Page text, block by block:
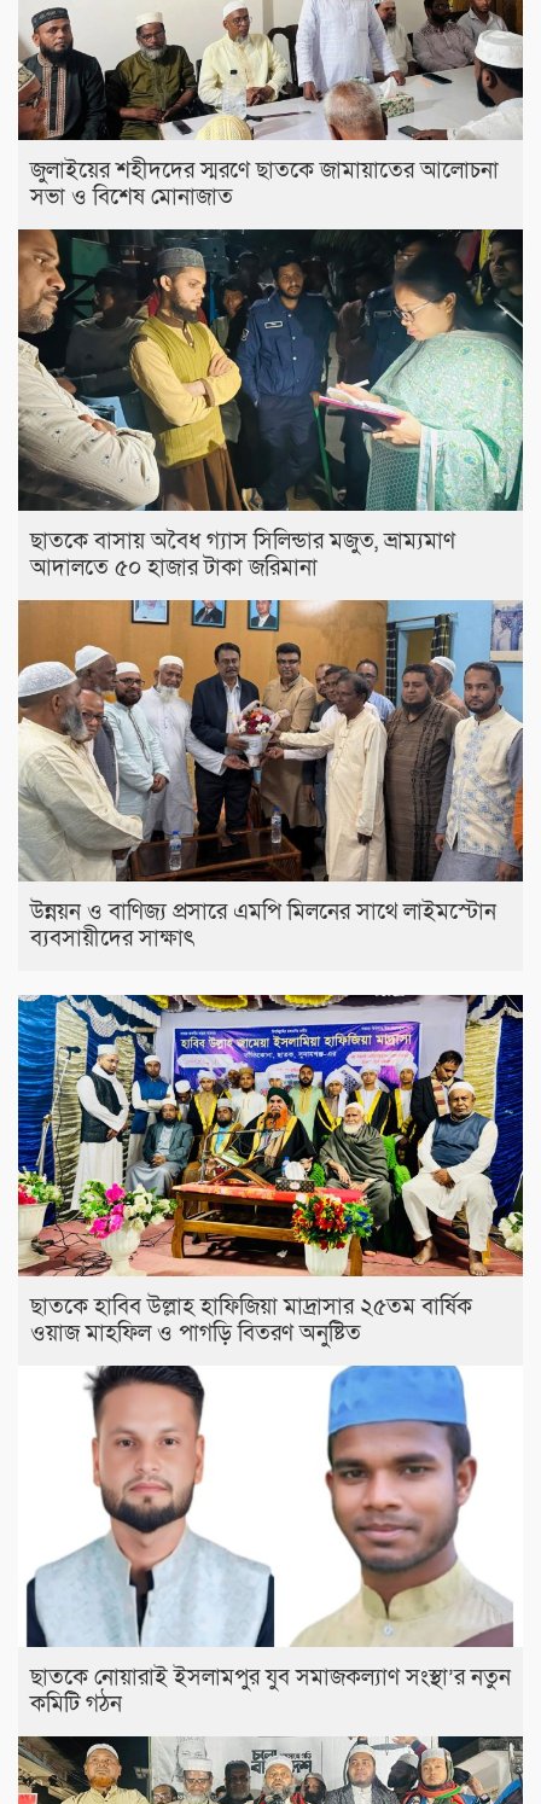
জুলাইয়ের শহীদদের স্মরণে ছাতকে জামায়াতের আলোচনা
সভা ও বিশেষ মোনাজাত
ছাতকে বাসায় অবৈধ গ্যাস সিলিন্ডার মজুত, ভ্রাম্যমাণ
আদালতে ৫০ হাজার টাকা জরিমানা
উন্নয়ন ও বাণিজ্য প্রসারে এমপি মিলনের সাথে লাইমস্টোন
ব্যবসায়ীদের সাক্ষাৎ
ছাতকে হাবিব উল্লাহ হাফিজিয়া মাদ্রাসার ২৫তম বার্ষিক
ওয়াজ মাহফিল ও পাগড়ি বিতরণ অনুষ্টিত
ছাতকে নোয়ারাই ইসলামপুর যুব সমাজকল্যাণ সংস্থা’র নতুন
কমিটি গঠন